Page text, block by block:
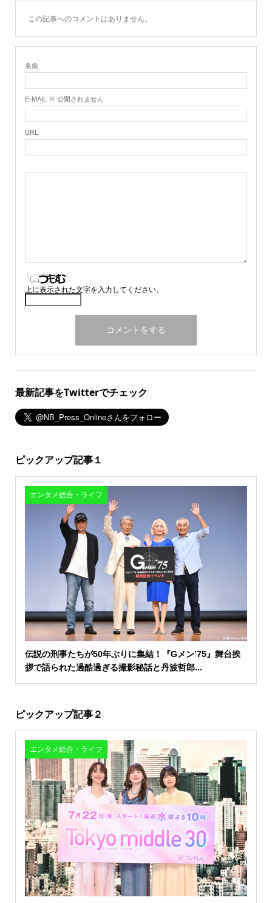
この記事へのコメントはありません。
名前
E-MAIL ※ 公開されません
URL
上に表示された文字を入力してください。
最新記事をTwitterでチェック
ピックアップ記事１
エンタメ総合・ライフ
伝説の刑事たちが50年ぶりに集結！『Gメン’75』舞台挨
拶で語られた過酷過ぎる撮影秘話と丹波哲郎...
ピックアップ記事２
エンタメ総合・ライフ